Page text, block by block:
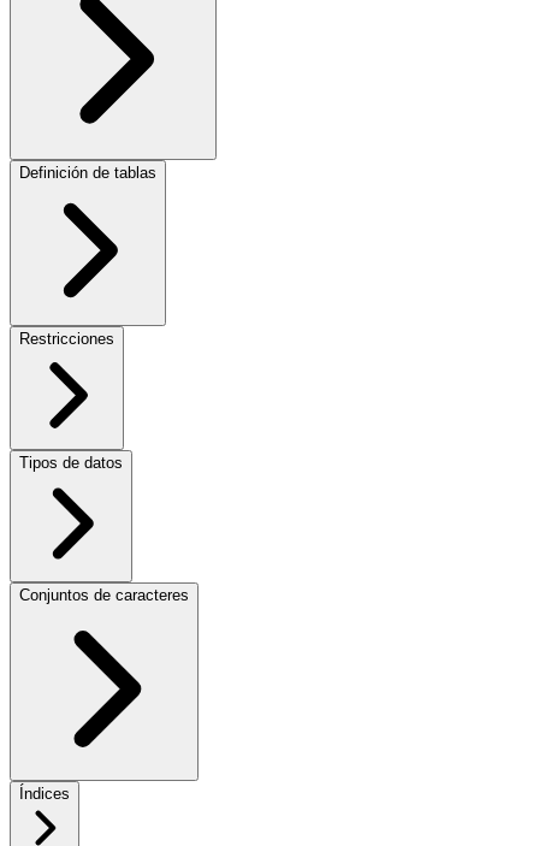
Definición de tablas
Restricciones
Tipos de datos
Conjuntos de caracteres
Índices